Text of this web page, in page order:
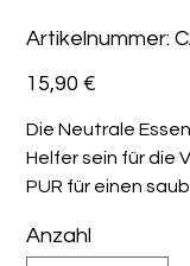
Artikelnummer:
Preis
15,90 €
Die Neutrale
Helfer sein für die
PUR für einen
Anzahl